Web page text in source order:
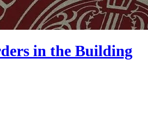
in the Building